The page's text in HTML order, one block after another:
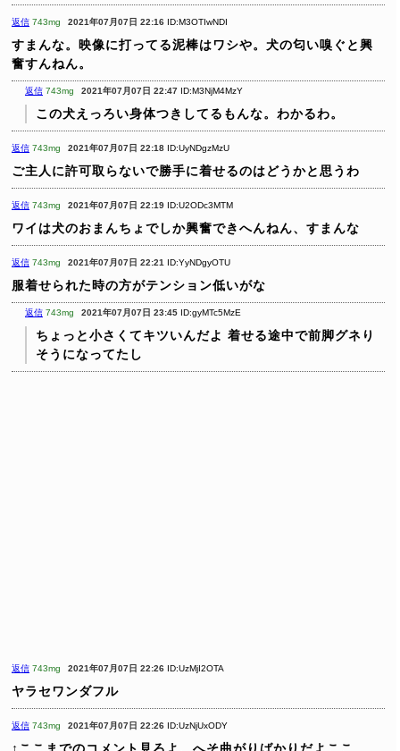
返信 743mg 2021年07月07日 22:16 ID:M3OTIwNDI
すまんな。映像に打ってる泥棒はワシや。犬の匂い嗅ぐと興
奮すんねん。
返信 743mg 2021年07月07日 22:47 ID:M3NjM4MzY
この犬えっろい身体つきしてるもんな。わかるわ。
返信 743mg 2021年07月07日 22:18 ID:UyNDgzMzU
ご主人に許可取らないで勝手に着せるのはどうかと思うわ
返信 743mg 2021年07月07日 22:19 ID:U2ODc3MTM
ワイは犬のおまんちょでしか興奮できへんねん、すまんな
返信 743mg 2021年07月07日 22:21 ID:YyNDgyOTU
服着せられた時の方がテンション低いがな
返信 743mg 2021年07月07日 23:45 ID:gyMTc5MzE
ちょっと小さくてキツいんだよ 着せる途中で前脚グネり
そうになってたし
返信 743mg 2021年07月07日 22:26 ID:UzMjI2OTA
ヤラセワンダフル
返信 743mg 2021年07月07日 22:26 ID:UzNjUxODY